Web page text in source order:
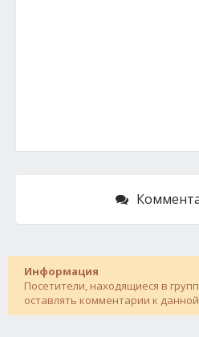
Информация
Посетители, находящиеся в
оставлять комментарии к